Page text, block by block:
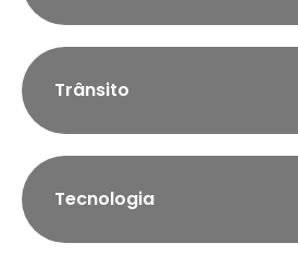
Trânsito
Tecnologia